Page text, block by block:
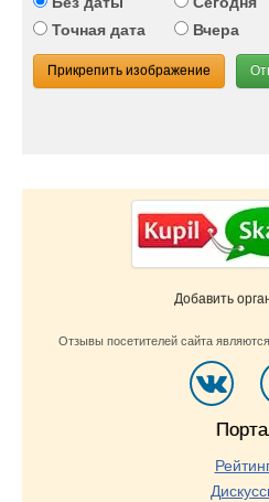
Точная дата
Вчера
Прикрепить изображение
Добавить
Отзывы посетителей сайта